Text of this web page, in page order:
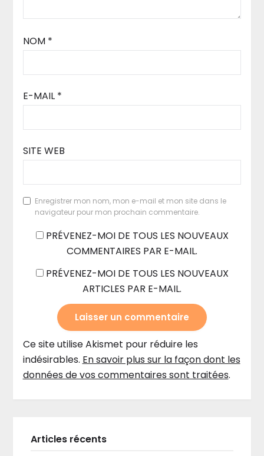
NOM *
E-MAIL *
SITE WEB
Enregistrer mon nom, mon e-mail et mon site dans le
navigateur pour mon prochain commentaire.
PRÉVENEZ-MOI DE TOUS LES NOUVEAUX
COMMENTAIRES PAR E-MAIL.
PRÉVENEZ-MOI DE TOUS LES NOUVEAUX
ARTICLES PAR E-MAIL.
Ce site utilise Akismet pour réduire les
indésirables. En savoir plus sur la façon dont les
données de vos commentaires sont traitées.
Articles récents